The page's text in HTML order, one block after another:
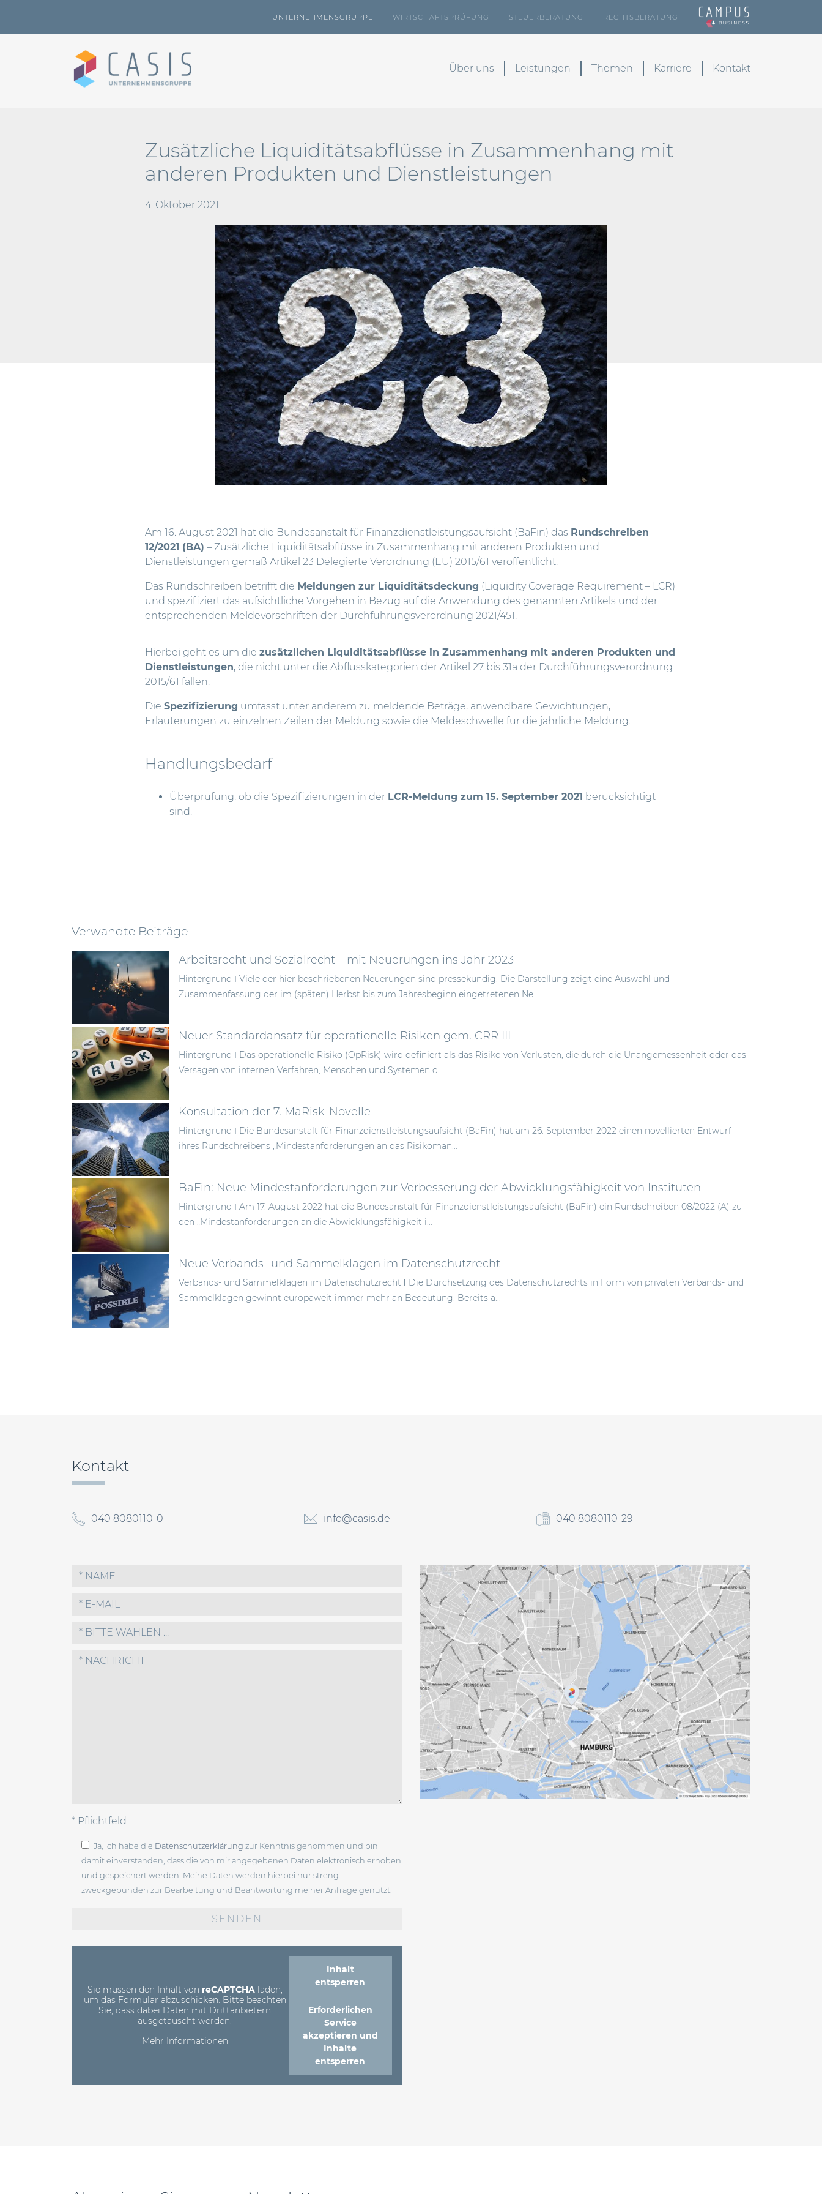
UNTERNEHMENSGRUPPE WIRTSCHAFTSPRÜFUNG STEUERBERATUNG RECHTSBERATUNG
Über uns Leistungen Themen Karriere Kontakt
Zusätzliche Liquiditätsabflüsse in Zusammenhang mit
anderen Produkten und Dienstleistungen
4. Oktober 2021
Am 16. August 2021 hat die Bundesanstalt für Finanzdienstleistungsaufsicht (BaFin) das Rundschreiben
12/2021 (BA) – Zusätzliche Liquiditätsabflüsse in Zusammenhang mit anderen Produkten und
Dienstleistungen gemäß Artikel 23 Delegierte Verordnung (EU) 2015/61 veröffentlicht.
Das Rundschreiben betrifft die Meldungen zur Liquiditätsdeckung (Liquidity Coverage Requirement – LCR)
und spezifiziert das aufsichtliche Vorgehen in Bezug auf die Anwendung des genannten Artikels und der
entsprechenden Meldevorschriften der Durchführungsverordnung 2021/451.
Hierbei geht es um die zusätzlichen Liquiditätsabflüsse in Zusammenhang mit anderen Produkten und
Dienstleistungen, die nicht unter die Abflusskategorien der Artikel 27 bis 31a der Durchführungsverordnung
2015/61 fallen.
Die Spezifizierung umfasst unter anderem zu meldende Beträge, anwendbare Gewichtungen,
Erläuterungen zu einzelnen Zeilen der Meldung sowie die Meldeschwelle für die jährliche Meldung.
Handlungsbedarf
Überprüfung, ob die Spezifizierungen in der LCR-Meldung zum 15. September 2021 berücksichtigt
sind.
Verwandte Beiträge
Arbeitsrecht und Sozialrecht – mit Neuerungen ins Jahr 2023
Hintergrund ǀ Viele der hier beschriebenen Neuerungen sind pressekundig. Die Darstellung zeigt eine Auswahl und
Zusammenfassung der im (späten) Herbst bis zum Jahresbeginn eingetretenen Ne...
Neuer Standardansatz für operationelle Risiken gem. CRR III
Hintergrund ǀ Das operationelle Risiko (OpRisk) wird definiert als das Risiko von Verlusten, die durch die Unangemessenheit oder das
Versagen von internen Verfahren, Menschen und Systemen o...
Konsultation der 7. MaRisk-Novelle
Hintergrund ǀ Die Bundesanstalt für Finanzdienstleistungsaufsicht (BaFin) hat am 26. September 2022 einen novellierten Entwurf
ihres Rundschreibens „Mindestanforderungen an das Risikoman...
BaFin: Neue Mindestanforderungen zur Verbesserung der Abwicklungsfähigkeit von Instituten
Hintergrund ǀ Am 17. August 2022 hat die Bundesanstalt für Finanzdienstleistungsaufsicht (BaFin) ein Rundschreiben 08/2022 (A) zu
den „Mindestanforderungen an die Abwicklungsfähigkeit i...
Neue Verbands- und Sammelklagen im Datenschutzrecht
Verbands- und Sammelklagen im Datenschutzrecht ǀ Die Durchsetzung des Datenschutzrechts in Form von privaten Verbands- und
Sammelklagen gewinnt europaweit immer mehr an Bedeutung. Bereits a...
Kontakt
040 8080110-0 info@casis.de 040 8080110-29
* BITTE WÄHLEN ...
* Pflichtfeld
Ja, ich habe die Datenschutzerklärung zur Kenntnis genommen und bin
damit einverstanden, dass die von mir angegebenen Daten elektronisch erhoben
und gespeichert werden. Meine Daten werden hierbei nur streng
zweckgebunden zur Bearbeitung und Beantwortung meiner Anfrage genutzt.
Feld
Sie müssen den Inhalt von reCAPTCHAladen,
um das Formular abzuschicken. Bitte beachten
Sie, dass dabei Daten mit Drittanbietern
ausgetauscht werden.
Mehr Informationen
Inhalt
entsperren
Erforderlichen
Service
akzeptieren und
Inhalte
entsperren